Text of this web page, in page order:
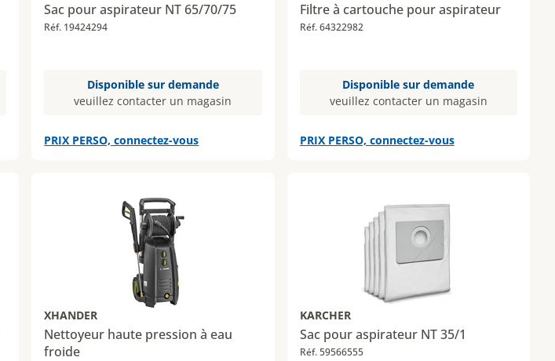
Sac pour aspirateur NT 65/70/75
Réf. 19424294
Disponible sur demande
veuillez contacter un magasin
PRIX PERSO, connectez-vous
Filtre à cartouche pour aspirateur
Réf. 64322982
Disponible sur demande
veuillez contacter un magasin
PRIX PERSO, connectez-vous
XHANDER
Nettoyeur haute pression à eau
froide
KARCHER
Sac pour aspirateur NT 35/1
Réf. 59566555